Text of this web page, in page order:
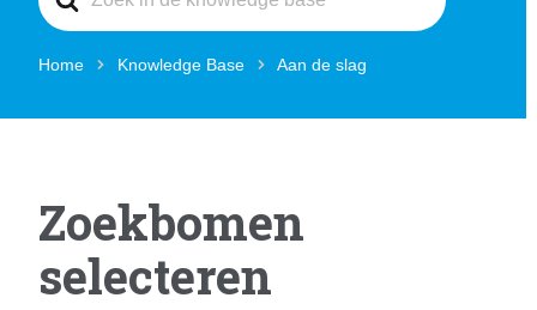
For
Home Knowledge Base Aan de slag
Zoekbomen
selecteren